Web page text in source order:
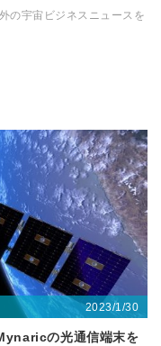
の宇宙ビジネスニュースを
2023/1/30
の光通信端末を